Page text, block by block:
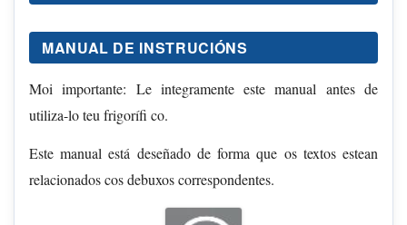
MANUAL DE INSTRUCIÓNS
Moi importante: Le integramente este manual antes de
utiliza-lo teu frigorífi co.
Este manual está deseñado de forma que os textos estean
relacionados cos debuxos correspondentes.